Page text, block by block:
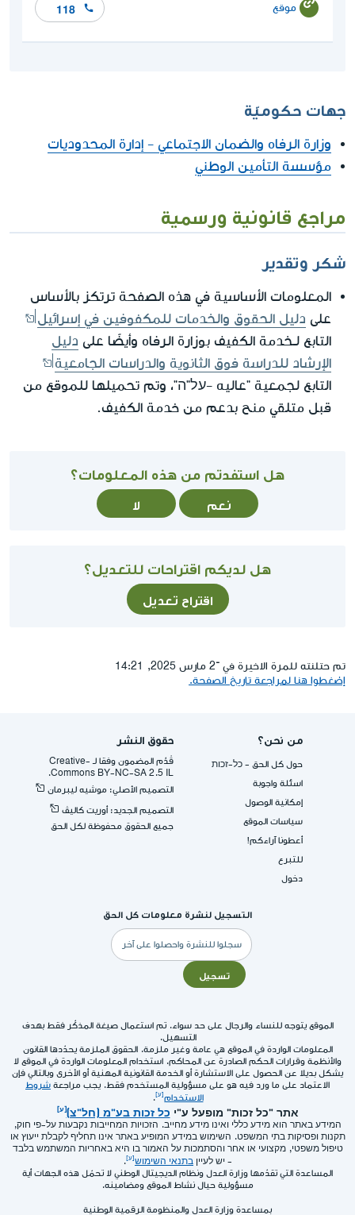
موقع 118
جهات حكوميّة
وزارة الرفاه والضمان الاجتماعي - إدارة المحدوديات
مؤسسة التأمين الوطني
مراجع قانونية ورسمية
شكر وتقدير
المعلومات الأساسية في هذه الصفحة ترتكز بالأساس
على دليل الحقوق والخدمات للمكفوفين في إسرائيل
التابع لـخدمة الكفيف بوزارة الرفاه وأيضًا على دليل
الإرشاد للدراسة فوق الثانوية والدراسات الجامعية
التابع لجمعية "عاليه -על"ה"، وتم تحميلها للموقع من
قبل متلقي منح بدعم من خدمة الكفيف.
هل استفدتم من هذه المعلومات؟
نعم لا
هل لديكم اقتراحات للتعديل؟
اقتراح تعديل
تم حتلنته للمرة الاخيرة في ־2 مارس 2025, 14:21
إضغطوا هنا لمراجعة تاريخ الصفحة.
من نحن؟
حول كل الحق - כל-זכות
اسئلة واجوبة
إمكانية الوصول
سياسات الموقع
أعطونا آراءكم!
للتبرع
دخول
حقوق النشر
قُدِّم المضمون وفقا لـ -Creative
Commons BY-NC-SA 2.5 IL.
التصميم الأصلي: موشيه ليبرمان
التصميم الجديد: أوريت كاليڤ
جميع الحقوق محفوظة لكل الحق
التسجيل لنشرة معلومات كل الحق
البريد
الإلكتروني
تسجيل
الموقع يتوجه للنساء والرجال على حد سواء. تم استعمال صيغة المذكّر فقط بهدف
التسهيل.
المعلومات الواردة في الموقع هي عامة وغير ملزمة. الحقوق الملزمة يحدّدها القانون
والأنظمة وقرارات الحكم الصادرة عن المحاكم. استخدام المعلومات الواردة في الموقع لا
يشكل بديلا عن الحصول على الاستشارة أو الخدمة القانونية المهنية أو الأخرى وبالتالي فإن
الاعتماد على ما ورد فيه هو على مسؤولية المستخدم فقط. يجب مراجعة شروط
الاستخدام
.
אתר "כל זכות" מופעל ע"י כל זכות בע"מ (חל"צ)
המידע באתר הוא מידע כללי ואינו מידע מחייב. הזכויות המחייבות נקבעות על-פי חוק,
תקנות ופסיקות בתי המשפט. השימוש במידע המופיע באתר אינו תחליף לקבלת ייעוץ או
טיפול משפטי, מקצועי או אחר והסתמכות על האמור בו היא באחריות המשתמש בלבד
- יש לעיין בתנאי השימוש
.
المساعدة التي تقدّمها وزارة العدل ونظام الديجيتال الوطني لا تحمّل هذه الجهات أية
مسؤولية حيال نشاط الموقع ومضامينه.
بمساعدة وزارة العدل والمنظومة الرقمية الوطنية